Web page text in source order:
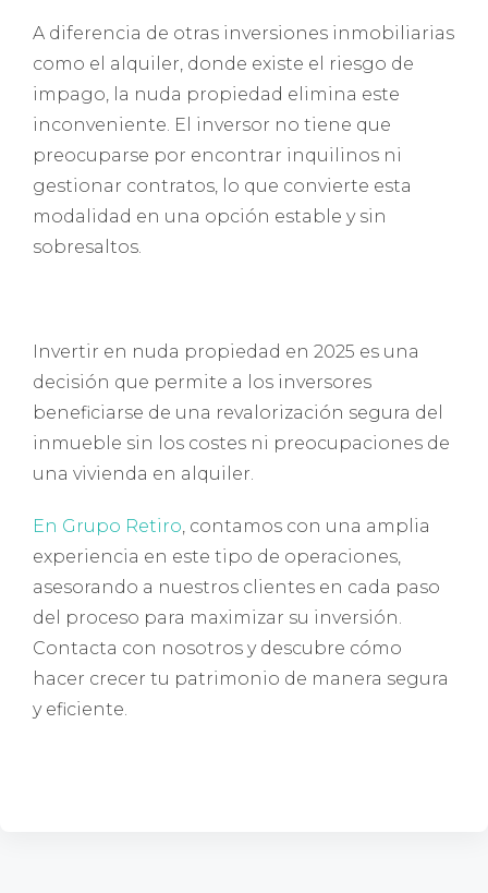
A diferencia de otras inversiones inmobiliarias
como el alquiler, donde existe el riesgo de
impago, la nuda propiedad elimina este
inconveniente. El inversor no tiene que
preocuparse por encontrar inquilinos ni
gestionar contratos, lo que convierte esta
modalidad en una opción estable y sin
sobresaltos.
Invertir en nuda propiedad en 2025 es una
decisión que permite a los inversores
beneficiarse de una revalorización segura del
inmueble sin los costes ni preocupaciones de
una vivienda en alquiler.
En Grupo Retiro , contamos con una amplia
experiencia en este tipo de operaciones,
asesorando a nuestros clientes en cada paso
del proceso para maximizar su inversión.
Contacta con nosotros y descubre cómo
hacer crecer tu patrimonio de manera segura
y eficiente.